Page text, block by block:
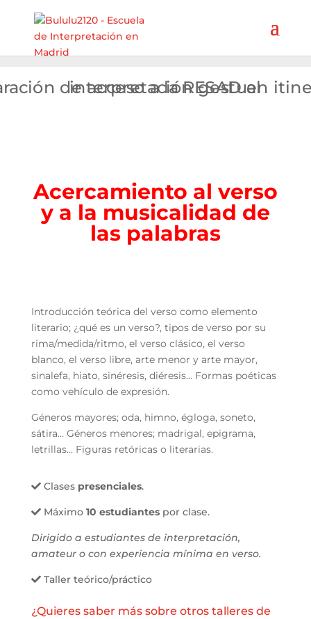
Acercamiento al verso
y a la musicalidad de
las palabras
Introducción teórica del verso como elemento
literario; ¿qué es un verso?, tipos de verso por su
rima/medida/ritmo, el verso clásico, el verso
blanco, el verso libre, arte menor y arte mayor,
sinalefa, hiato, sinéresis, diéresis… Formas poéticas
como vehículo de expresión.
Géneros mayores; oda, himno, égloga, soneto,
sátira… Géneros menores; madrigal, epigrama,
letrillas… Figuras retóricas o literarias.
Clases presenciales.
Máximo 10 estudiantespor clase.
Dirigido a estudiantes de interpretación,
amateur o con experiencia mínima en verso.
Taller teórico/práctico
¿Quieres saber más sobre otros talleres de